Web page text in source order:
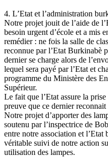
4. L’Etat et l’administration
Notre projet jouit de l’aide de
besoin urgent d’école et a mis
remédier : ne fois la salle de
reconnue par l’Etat Burkinabè
dernier se charge alors de
lequel sera payé par l’Etat et
programme du Ministère des
Supérieur.
Le fait que l’Etat assure la
preuve que ce dernier
Notre projet d’apporter des
soutenu par l’inspectrice de
entre notre association et
véritable suivi de notre action
utilisation des lampes.